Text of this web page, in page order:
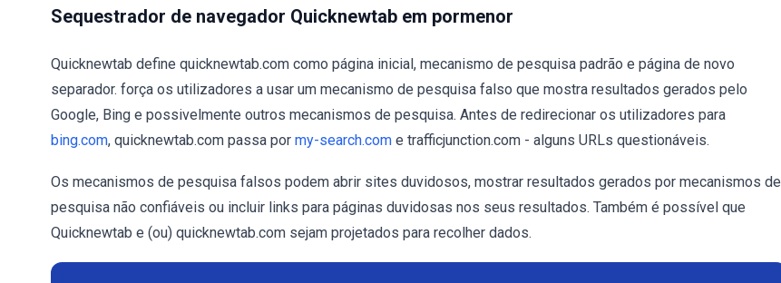
Sequestrador de navegador Quicknewtab em pormenor
Quicknewtab define quicknewtab.com como página inicial, mecanismo de pesquisa padrão e página de novo
separador. força os utilizadores a usar um mecanismo de pesquisa falso que mostra resultados gerados pelo
Google, Bing e possivelmente outros mecanismos de pesquisa. Antes de redirecionar os utilizadores para
bing.com, quicknewtab.com passa por my-search.com e trafficjunction.com - alguns URLs questionáveis.
Os mecanismos de pesquisa falsos podem abrir sites duvidosos, mostrar resultados gerados por mecanismos de
pesquisa não confiáveis ou incluir links para páginas duvidosas nos seus resultados. Também é possível que
Quicknewtab e (ou) quicknewtab.com sejam projetados para recolher dados.